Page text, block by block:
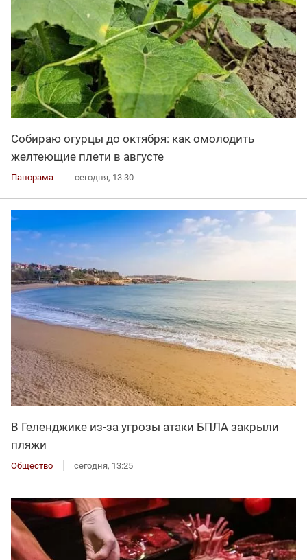
Собираю огурцы до октября: как омолодить
желтеющие плети в августе
Панорама сегодня, 13:30
В Геленджике из-за угрозы атаки БПЛА закрыли
пляжи
Общество сегодня, 13:25